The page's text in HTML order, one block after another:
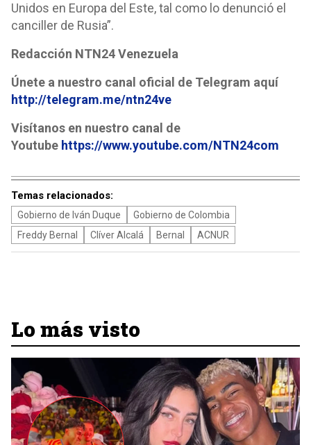
Unidos en Europa del Este, tal como lo denunció el
canciller de Rusia”.
Redacción NTN24 Venezuela
Únete a nuestro canal oficial de Telegram aquí
http://telegram.me/ntn24ve
Visítanos en nuestro canal de
Youtube https://www.youtube.com/NTN24com
Temas relacionados:
Gobierno de Iván Duque
Gobierno de Colombia
Freddy Bernal
Clíver Alcalá Bernal ACNUR
Lo más visto